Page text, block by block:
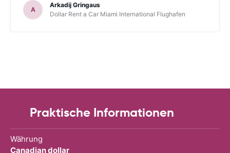
A
Arkadij Gringaus
Dollar Rent a Car Miami International Flughafen
Praktische Informationen
Währung
Canadian dollar